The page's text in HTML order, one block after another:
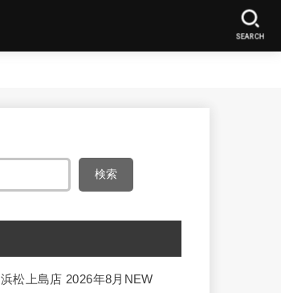
SEARCH
検索
浜松上島店 2026年8月NEW